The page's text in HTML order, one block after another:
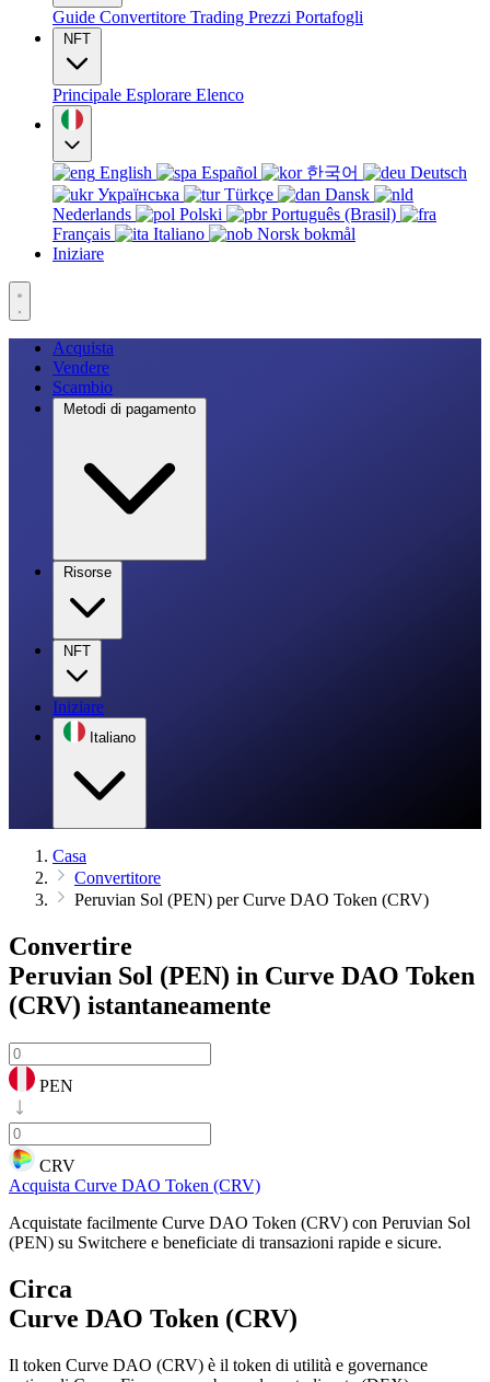
Guide Convertitore Trading Prezzi Portafogli
NFT
Principale Esplorare Elenco
English Español 한국어
Deutsch
Українська
Türkçe
Dansk
Nederlands
Polski
Português (Brasil)
Français
Italiano
Norsk bokmål
Iniziare
Acquista
Vendere
Scambio
Metodi di pagamento
Risorse
NFT
Iniziare
Italiano
Casa
Convertitore
Peruvian Sol (PEN) per Curve DAO Token (CRV)
Convertire
Peruvian Sol (PEN) in Curve DAO Token
(CRV) istantaneamente
PEN
CRV
Acquista Curve DAO Token (CRV)
Acquistate facilmente Curve DAO Token (CRV) con Peruvian Sol
(PEN) su Switchere e beneficiate di transazioni rapide e sicure.
Circa
Curve DAO Token (CRV)
Il token Curve DAO (CRV) è il token di utilità e governance